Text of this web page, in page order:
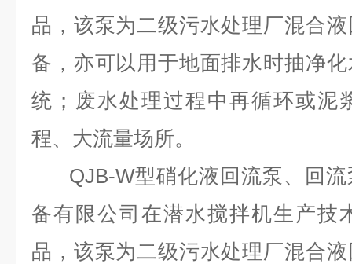
品，该泵为二级污水处理厂混合
备，亦可以用于地面排水时抽净
统；废水处理过程中再循环或泥
程、大流量场所。
QJB-W型硝化液回流泵、回流
备有限公司在潜水搅拌机生产技
品，该泵为二级污水处理厂混合